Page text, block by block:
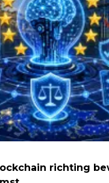
richting